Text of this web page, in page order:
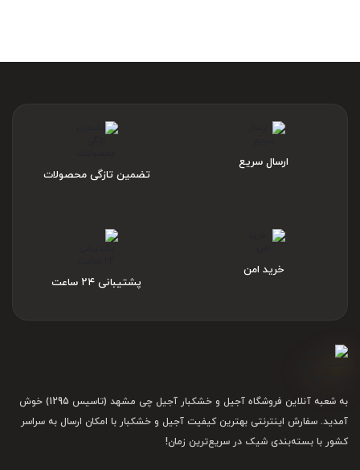
چطور می ‌توانیم بادام را از آجیل چی
اگر به فکرخرید بادامهستید و به دنبال یک
فروشگاه معتبر با محصولات باکیفیت
ارسال سریع
تضمین تازگی محصولات
خرید امن
پشتیبانی ۲۴ ساعت
به شعبه آنلاین فروشگاه آجیل و خشکبار آجیل چی مشهد (تاسیس 1295) خوش
آمدید. سفارش اینترنتی بهترین کیفیت آجیل و خشکبار با امکان ارسال به سراسر
کشور با بسته‌بندی شیک در سریع‌ترین زمان!